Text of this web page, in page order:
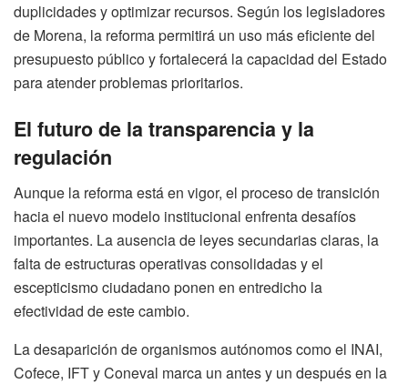
duplicidades y optimizar recursos. Según los legisladores
de Morena, la reforma permitirá un uso más eficiente del
presupuesto público y fortalecerá la capacidad del Estado
para atender problemas prioritarios.
El futuro de la transparencia y la
regulación
Aunque la reforma está en vigor, el proceso de transición
hacia el nuevo modelo institucional enfrenta desafíos
importantes. La ausencia de leyes secundarias claras, la
falta de estructuras operativas consolidadas y el
escepticismo ciudadano ponen en entredicho la
efectividad de este cambio.
La desaparición de organismos autónomos como el INAI,
Cofece, IFT y Coneval marca un antes y un después en la